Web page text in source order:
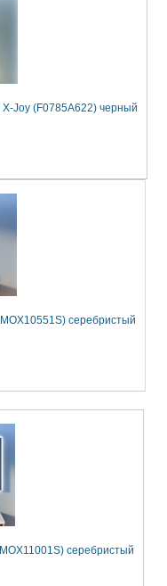
Joy (F0785A622) черный
серебристый
серебристый